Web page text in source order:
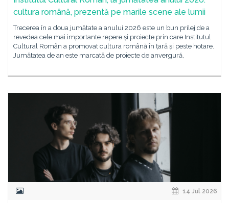
cultura română, prezentă pe marile scene ale lumii
Trecerea în a doua jumătate a anului 2026 este un bun prilej de a
revedea cele mai importante repere și proiecte prin care Institutul
Cultural Român a promovat cultura română în țară și peste hotare.
Jumătatea de an este marcată de proiecte de anvergură,
14 Jul 2026